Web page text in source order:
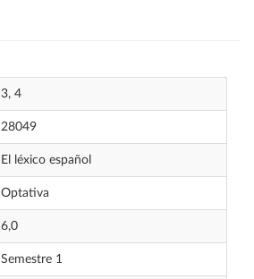
3, 4
28049
El léxico español
Optativa
6,0
Semestre 1